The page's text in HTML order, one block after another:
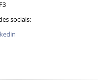
sociais: